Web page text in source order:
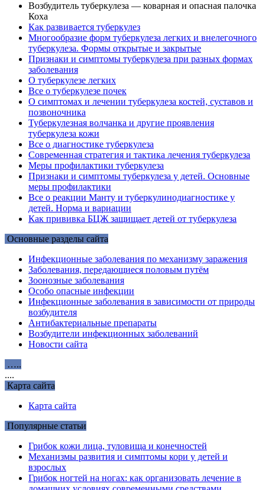
Возбудитель туберкулеза — коварная и опасная палочка
Коха
Как развивается туберкулез
Многообразие форм туберкулеза легких и внелегочного
туберкулеза. Формы открытые и закрытые
Признаки и симптомы туберкулеза при разных формах
заболевания
О туберкулезе легких
Все о туберкулезе почек
О симптомах и лечении туберкулеза костей, суставов и
позвоночника
Туберкулезная волчанка и другие проявления
туберкулеза кожи
Все о диагностике туберкулеза
Современная стратегия и тактика лечения туберкулеза
Меры профилактики туберкулеза
Признаки и симптомы туберкулеза у детей. Основные
меры профилактики
Все о реакции Манту и туберкулинодиагностике у
детей. Норма и вариации
Как прививка БЦЖ защищает детей от туберкулеза
Основные разделы сайта
Инфекционные заболевания по механизму заражения
Заболевания, передающиеся половым путём
Зоонозные заболевания
Особо опасные инфекции
Инфекционные заболевания в зависимости от природы
возбудителя
Антибактериальные препараты
Возбудители инфекционных заболеваний
Новости сайта
…..
....
Карта сайта
Карта сайта
Популярные статьи
Грибок кожи лица, туловища и конечностей
Механизмы развития и симптомы кори у детей и
взрослых
Грибок ногтей на ногах: как организовать лечение в